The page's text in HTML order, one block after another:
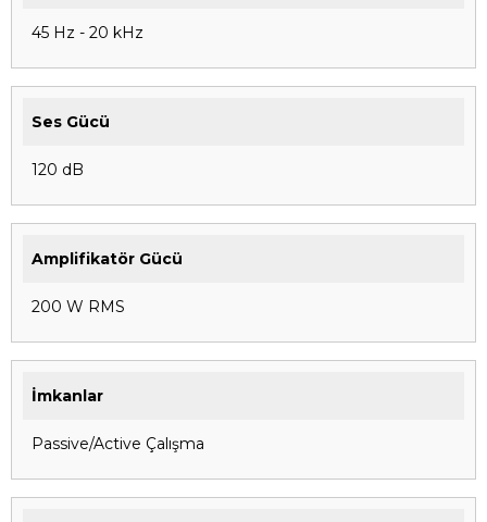
45 Hz - 20 kHz
Ses Gücü
120 dB
Amplifikatör Gücü
200 W RMS
İmkanlar
Passive/Active Çalışma